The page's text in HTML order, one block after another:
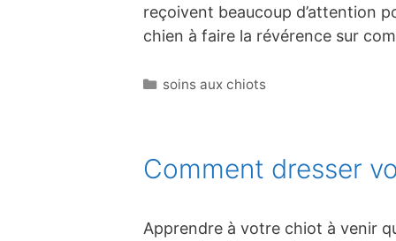
reçoivent beaucoup d’attention
chien à faire la révérence sur
Catégories
soins aux chiots
Comment dresser
Apprendre à votre chiot à venir